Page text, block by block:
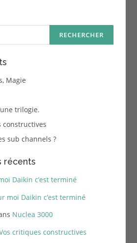
Magie
trilogie.
constructives
sub channels ?
récents
Daikin c’est terminé
moi Daikin c’est terminé
Nuclea 3000
critiques constructives